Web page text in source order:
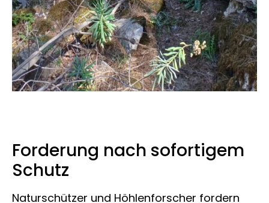
Forderung nach sofortigem
Schutz
Naturschützer und Höhlenforscher fordern